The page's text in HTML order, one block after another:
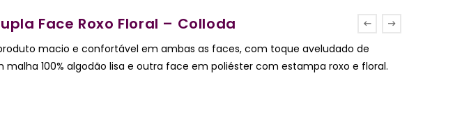
Face Roxo Floral – Colloda
macio e confortável em ambas as faces, com toque aveludado de
100% algodão lisa e outra face em poliéster com estampa roxo e floral.